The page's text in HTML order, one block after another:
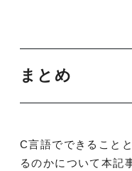
まとめ
C言語でできること
るのかについて本記